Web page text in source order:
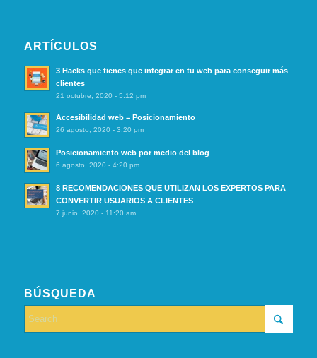
ARTÍCULOS
3 Hacks que tienes que integrar en tu web para conseguir más
clientes
21 octubre, 2020 - 5:12 pm
Accesibilidad web = Posicionamiento
26 agosto, 2020 - 3:20 pm
Posicionamiento web por medio del blog
6 agosto, 2020 - 4:20 pm
8 RECOMENDACIONES QUE UTILIZAN LOS EXPERTOS PARA
CONVERTIR USUARIOS A CLIENTES
7 junio, 2020 - 11:20 am
BÚSQUEDA